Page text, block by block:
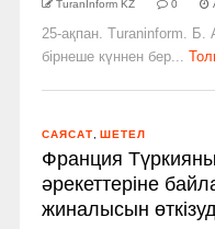
TuranInform KZ 0
25-ақпан. Turaninform.
бірнеше күннен бер...
САЯСАТ ШЕТЕЛ
Франция
әрекеттеріне
жиналысын